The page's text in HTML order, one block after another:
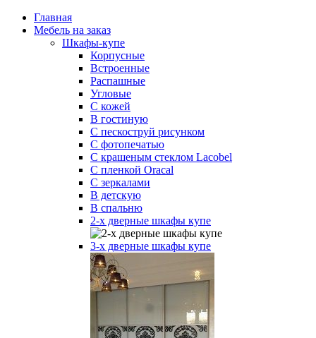
Главная
Мебель на заказ
Шкафы-купе
Корпусные
Встроенные
Распашные
Угловые
С кожей
В гостиную
С пескоструй рисунком
С фотопечатью
С крашеным стеклом Lacobel
С пленкой Oracal
С зеркалами
В детскую
В спальню
2-х дверные шкафы купе
3-х дверные шкафы купе